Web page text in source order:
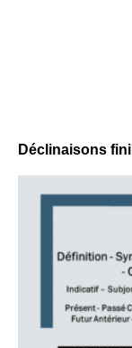
Déclinaisons